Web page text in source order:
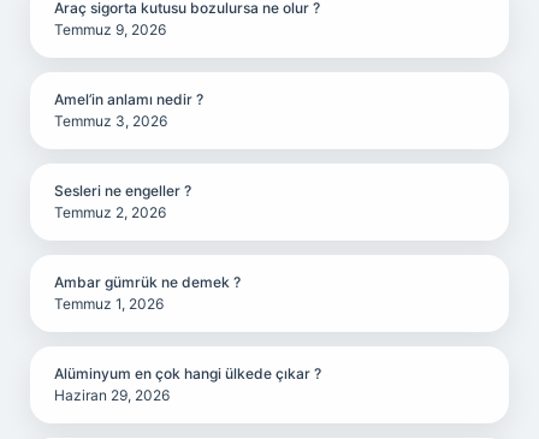
Araç sigorta kutusu bozulursa ne olur ?
Temmuz 9, 2026
Amel’in anlamı nedir ?
Temmuz 3, 2026
Sesleri ne engeller ?
Temmuz 2, 2026
Ambar gümrük ne demek ?
Temmuz 1, 2026
Alüminyum en çok hangi ülkede çıkar ?
Haziran 29, 2026